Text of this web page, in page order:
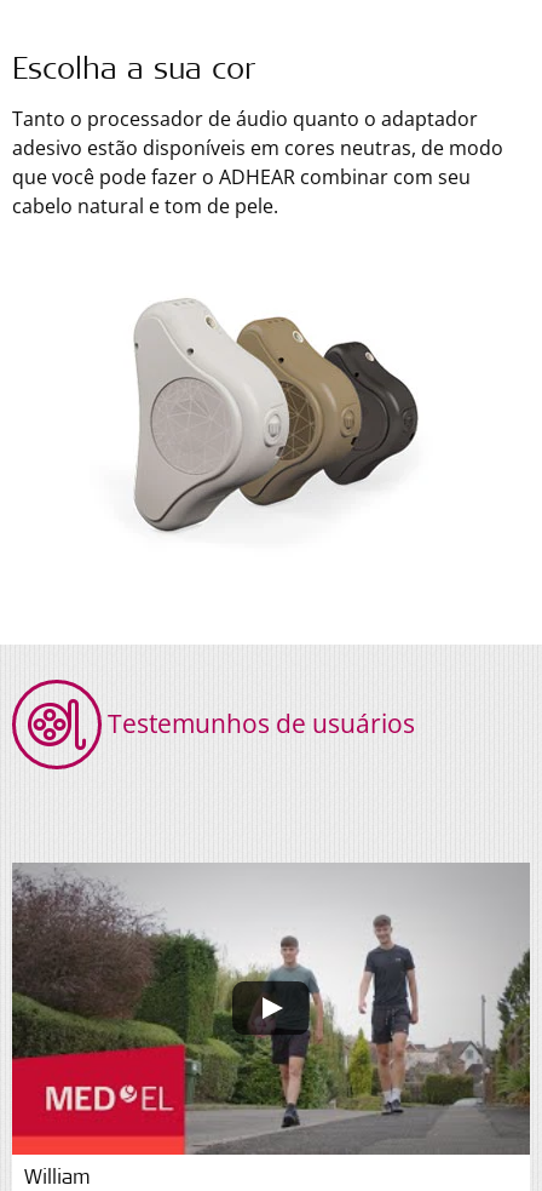
Escolha a sua cor
Tanto o processador de áudio quanto o adaptador
adesivo estão disponíveis em cores neutras, de modo
que você pode fazer o ADHEAR combinar com seu
cabelo natural e tom de pele.
Testemunhos de usuários
William